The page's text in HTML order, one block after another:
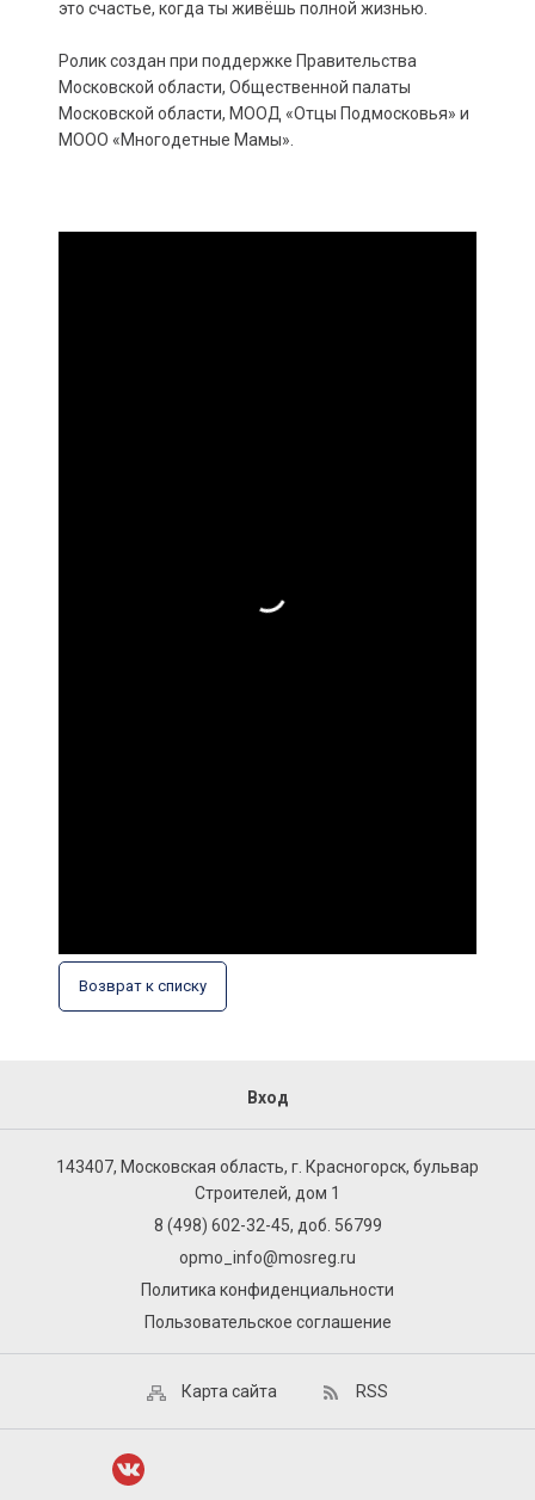
это счастье, когда ты живёшь полной жизнью.
Ролик создан при поддержке Правительства
Московской области, Общественной палаты
Московской области, МООД «Отцы Подмосковья» и
МООО «Многодетные Мамы».
Возврат к списку
Вход
143407, Московская область, г. Красногорск, бульвар
Строителей, дом 1
8 (498) 602-32-45, доб. 56799
opmo_info@mosreg.ru
Политика конфиденциальности
Пользовательское соглашение
Карта сайта RSS